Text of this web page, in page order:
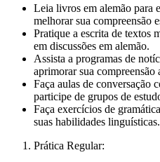
Leia livros em alemão para
melhorar sua compreensão
Pratique a escrita de textos
em discussões em alemão.
Assista a programas de
aprimorar sua compreensão
Faça aulas de conversação
participe de grupos de
Faça exercícios de
suas habilidades linguísticas.
Prática Regular: